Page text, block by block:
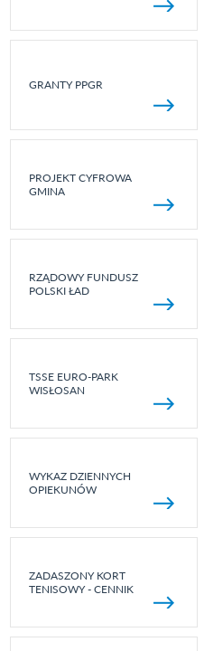
GRANTY PPGR
PROJEKT CYFROWA
GMINA
RZĄDOWY FUNDUSZ
POLSKI ŁAD
TSSE EURO-PARK
WISŁOSAN
WYKAZ DZIENNYCH
OPIEKUNÓW
ZADASZONY KORT
TENISOWY - CENNIK